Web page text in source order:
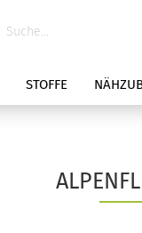
STOFFE